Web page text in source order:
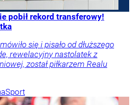
pobił rekord transferowy!
się i pisało od dłuższego
rewelacyjny nastolatek z
został piłkarzem Realu
Sport